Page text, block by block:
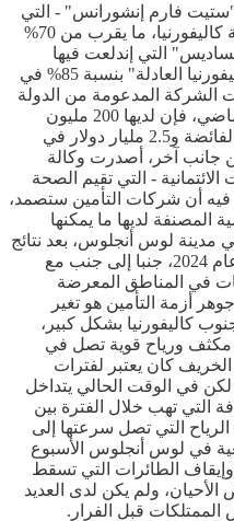
فارم إنشورانس" - التي
تعد الأكبر في مجال التأمين في ولاية كاليفورنيا، ما يقرب من 70%
التي إندلعت فيها
الحرائق، فيما نمت شركة "خطة كاليفورنيا العادلة" بنسبة 85% في
الشركة المدعومة من الدولة
التي أجرتها في وقت سابق العام الماضي، فإن لديها 200 مليون
دولار فقط من الإحتياطيات النقدية الفائضة و2.5 مليار دولار في
جانب آخر، أصدرت وكالة
- التي تقيم الصحة
فيه أن شركات التأمين ستصمد،
المصنفة لديها ما يمكنها
مدينة لوس أنجلوس، بعد نتائج
قوية في الأشهر التسعة الأولى من عام 2024، جنبا إلى جنب مع
في المناطق المعرضة
أزمة التأمين هو تغير
كاليفورنيا بشكل كبير،
مكثف ورياح قوية تصل في
كان يعتبر لفترات
في الوقت الحالي يتداخل
التي تهب خلال الفترة بين
التي تصل سرعتها إلى
في لوس أنجلوس الأسبوع
وإيقاف الطائرات التي تسقط
ولم يكن لدى العديد
قبل الفرار.